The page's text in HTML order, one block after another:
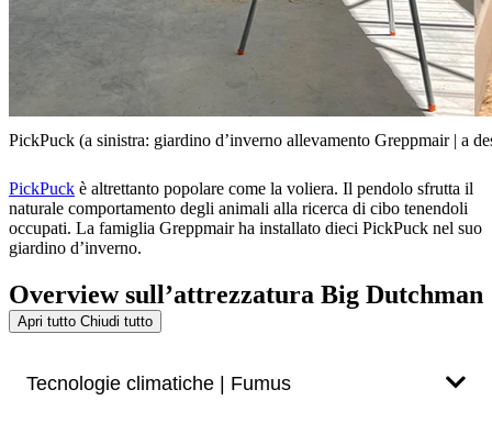
PickPuck (a sinistra: giardino d’inverno allevamento Greppmair | a
PickPuck è altrettanto popolare come la voliera. Il pendolo sfrutta il
naturale comportamento degli animali alla ricerca di cibo tenendoli
occupati. La famiglia Greppmair ha installato dieci PickPuck nel suo
giardino d’inverno.
Overview sull’attrezzatura Big Dutchman
Apri tutto Chiudi tutto
Tecnologie climatiche | Fumus